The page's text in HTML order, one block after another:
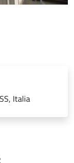
Italia